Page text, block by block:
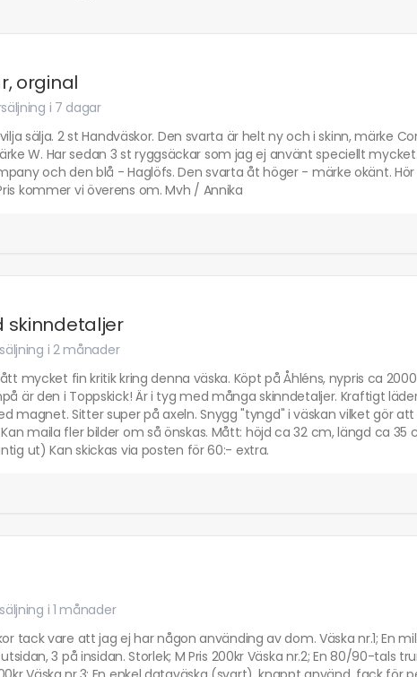
orginal
i 7 dagar
sälja. 2 st Handväskor. Den svarta är helt ny och i skinn, märke
W. Har sedan 3 st ryggsäckar som jag ej använt speciellt
och den blå - Haglöfs. Den svarta åt höger - märke okänt.
kommer vi överens om. Mvh / Annika
skinndetaljer
i 2 månader
mycket fin kritik kring denna väska. Köpt på Åhléns, nypris ca
är den i Toppskick! Är i tyg med många skinndetaljer. Kraftigt
magnet. Sitter super på axeln. Snygg "tyngd" i väskan vilket gör
maila fler bilder om så önskas. Mått: höjd ca 32 cm, längd ca 35
ut) Kan skickas via posten för 60:- extra.
i 1 månader
tack vare att jag ej har någon använding av dom. Väska nr.1; En
3 på insidan. Storlek; M Pris 200kr Väska nr.2; En 80/90-tals